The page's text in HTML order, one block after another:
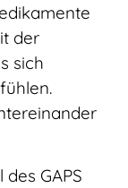
der
sich
GAPS